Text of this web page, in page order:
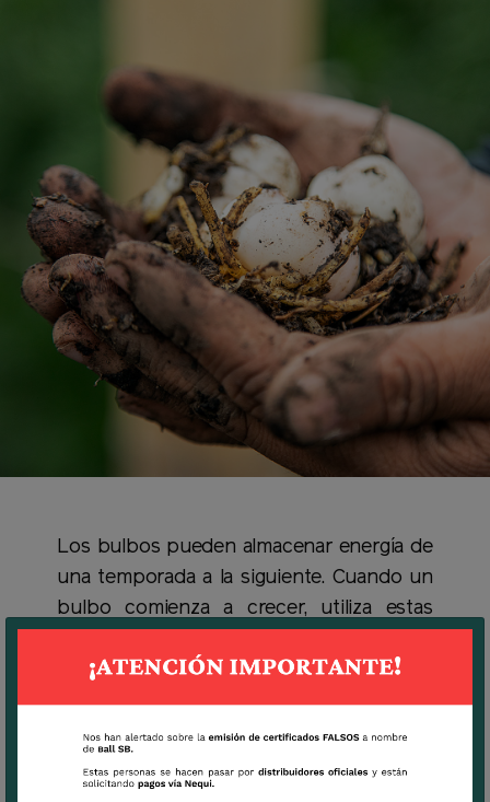
Los bulbos pueden almacenar energía de
una temporada a la siguiente. Cuando un
bulbo comienza a crecer, utiliza estas
raíces, brotes, hojas y flores. Siendo tan
esperar el clima o condiciones ideales del
necesitan para prosperar.